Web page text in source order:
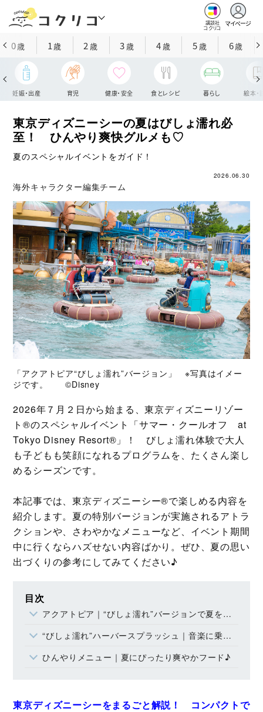
講談社
コクリコ
マイページ
0歳 1歳 2 歳 3歳 4歳 5歳 6歳
妊娠・出産 育児 健康・安全 食とレシピ 暮らし 絵本・
東京ディズニーシーの夏はびしょ濡れ必
至！ ひんやり爽快グルメも♡
夏のスペシャルイベントをガイド！
2026.06.30
海外キャラクター編集チーム
「アクアトピア“びしょ濡れ”バージョン」 ※写真はイメー
ジです。 ©Disney
2026年７月２日から始まる、東京ディズニーリゾー
ト®のスペシャルイベント「サマー・クールオフ at
Tokyo Disney Resort®」！ びしょ濡れ体験で大人
も子どもも笑顔になれるプログラムを、たくさん楽し
めるシーズンです。
本記事では、東京ディズニーシー®で楽しめる内容を
紹介します。夏の特別バージョンが実施されるアトラ
クションや、さわやかなメニューなど、イベント期間
中に行くならハズせない内容ばかり。ぜひ、夏の思い
出づくりの参考にしてみてください♪
目次
アクアトピア｜“びしょ濡れ”バージョンで夏を満喫！
“びしょ濡れ”ハーバースプラッシュ｜音楽に乗せてクールダウン！
ひんやりメニュー｜夏にぴったり爽やかフード♪
東京ディズニーシーをまるごと解説！ コンパクトで